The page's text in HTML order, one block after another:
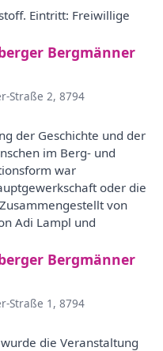
Eintritt: Freiwillige
Bergmänner
Straße 2, 8794
der Geschichte und der
im Berg- und
war
oder die
von
Adi Lampl und
Bergmänner
Straße 1, 8794
die Veranstaltung